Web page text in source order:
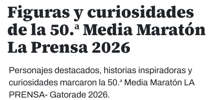
Figuras y curiosidades
de la 50.ª Media Maratón
La Prensa 2026
Personajes destacados, historias inspiradoras y
curiosidades marcaron la 50.ª Media Maratón LA
PRENSA- Gatorade 2026.